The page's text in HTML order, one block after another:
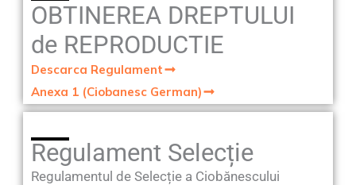
OBTINEREA DREPTULUI
de REPRODUCTIE
Descarca Regulament
Anexa 1 (ciobanesc German)
Regulament Selecție
Regulamentul de Selecție a Ciobănescului